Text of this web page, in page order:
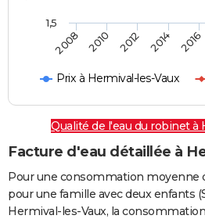
Prix à Hermival-les-Vaux
2008 2010 2012 2014 2016
1,5
Qualité de l'eau du robinet à
Facture d'eau détaillée à
Pour une consommation moyenne
pour une famille avec deux enfants
Hermival-les-Vaux, la